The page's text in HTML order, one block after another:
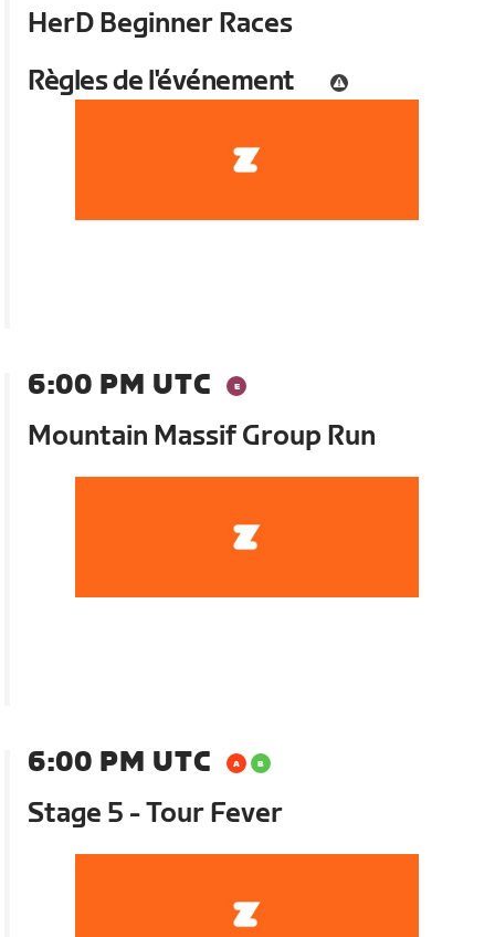
HerD Beginner Races
Règles de l'événement
6:00 PM UTC
Mountain Massif Group Run
6:00 PM UTC
Stage 5 - Tour Fever